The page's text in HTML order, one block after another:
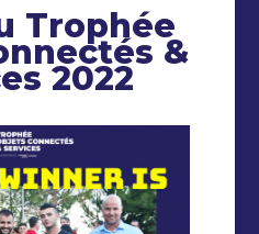
Trophée
&
2022